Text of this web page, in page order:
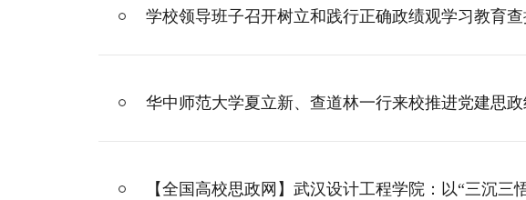
学校领导班子召开树立和践行正确政绩观学习教育
华中师范大学夏立新、查道林一行来校推进党建思
【全国高校思政网】武汉设计工程学院：以“三沉